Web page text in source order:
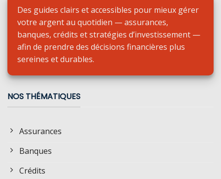
Des guides clairs et accessibles pour mieux gérer
votre argent au quotidien — assurances,
banques, crédits et stratégies d’investissement —
afin de prendre des décisions financières plus
sereines et durables.
NOS THÉMATIQUES
Assurances
Banques
Crédits